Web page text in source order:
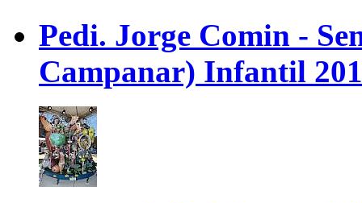
Pedi. Jorge Comin -
Campanar) Infantil